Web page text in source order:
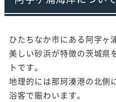
ひたちなか市にある阿字ヶ
美しい砂浜が特徴の茨城県
トです。
地理的には那珂湊港の北側
浴客で賑わいます。